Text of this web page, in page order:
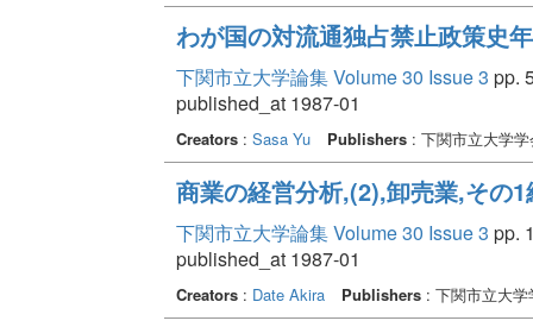
わが国の対流通独占禁止政策史
下関市立大学論集 Volume 30 Issue 3 pp.
published_at 1987-01
Creators: Sasa Yu Publishers: 下関市立大学学
商業の経営分析,(2),卸売業,その
下関市立大学論集 Volume 30 Issue 3 pp.
published_at 1987-01
Creators: Date Akira Publishers: 下関市立大学